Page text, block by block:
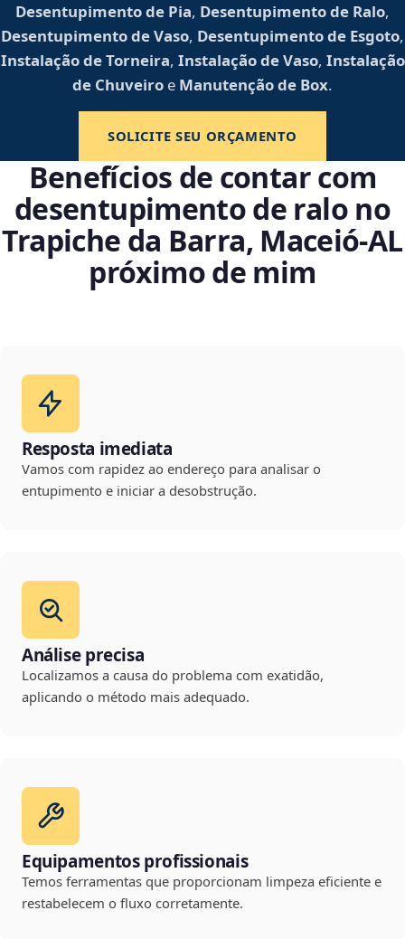
Desentupimento de Pia, Desentupimento de Ralo,
Desentupimento de Vaso, Desentupimento de Esgoto,
Instalação de Torneira, Instalação de Vaso, Instalação
de Chuveiro e Manutenção de Box.
SOLICITE SEU ORÇAMENTO
Benefícios de contar com
desentupimento de ralo no
Trapiche da Barra, Maceió‑AL
próximo de mim
Resposta imediata
Vamos com rapidez ao endereço para analisar o
entupimento e iniciar a desobstrução.
Análise precisa
Localizamos a causa do problema com exatidão,
aplicando o método mais adequado.
Equipamentos profissionais
Temos ferramentas que proporcionam limpeza eficiente e
restabelecem o fluxo corretamente.